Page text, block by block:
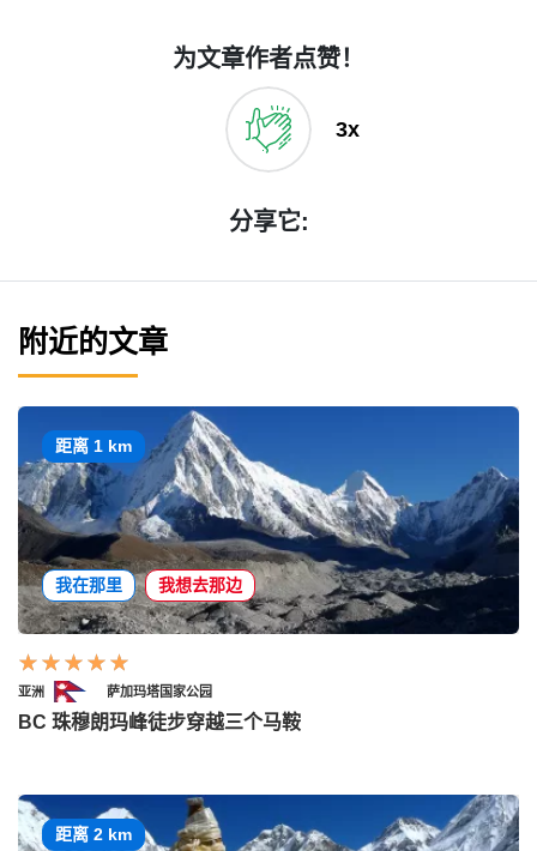
为文章作者点赞！
3x
分享它:
附近的文章
距离 1 km
我在那里 我想去那边
亚洲 萨加玛塔国家公园
BC 珠穆朗玛峰徒步穿越三个马鞍
距离 2 km